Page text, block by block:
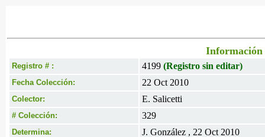
Información
Registro # : 4199 (Registro sin editar)
Fecha Colección: 22 Oct 2010
Colector: E. Salicetti
# Colección: 329
Determina: J. González , 22 Oct 2010